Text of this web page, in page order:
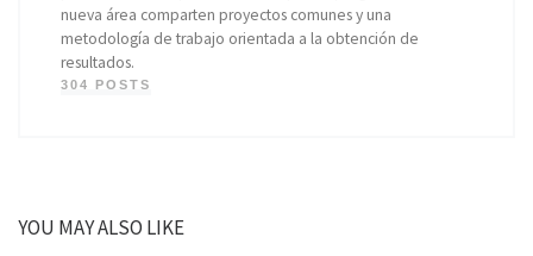
nueva área comparten proyectos comunes y una
metodología de trabajo orientada a la obtención de
resultados.
304 POSTS
YOU MAY ALSO LIKE